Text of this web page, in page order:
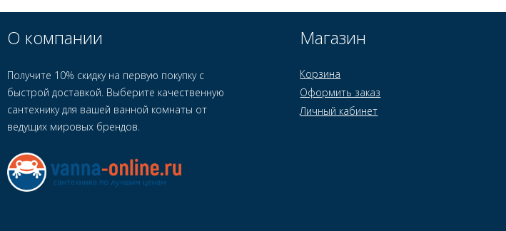
О компании
Получите 10% скидку на первую покупку с
быстрой доставкой. Выберите качественную
сантехнику для вашей ванной комнаты от
ведущих мировых брендов.
Магазин
Корзина
Оформить заказ
Личный кабинет